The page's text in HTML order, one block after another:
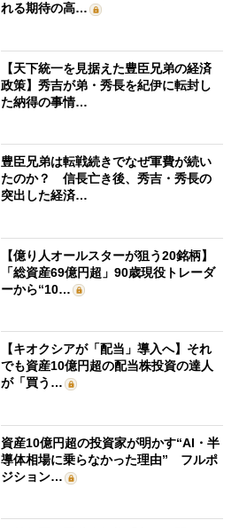
れる期待の高…
【天下統一を見据えた豊臣兄弟の経済
政策】秀吉が弟・秀長を紀伊に転封し
た納得の事情…
豊臣兄弟は転戦続きでなぜ軍費が続い
たのか？ 信長亡き後、秀吉・秀長の
突出した経済…
【億り人オールスターが狙う20銘柄】
「総資産69億円超」90歳現役トレーダ
ーから“10…
【キオクシアが「配当」導入へ】それ
でも資産10億円超の配当株投資の達人
が「買う…
資産10億円超の投資家が明かす“AI・半
導体相場に乗らなかった理由” フルポ
ジション…